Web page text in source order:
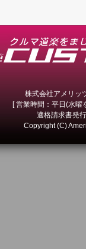
株式会社アメリ
[ 営業時間：平日(水
適格請求書発
Copyright (C)